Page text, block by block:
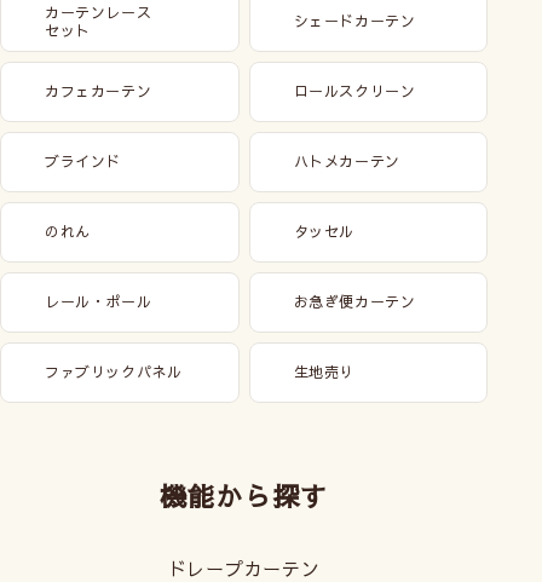
カーテンレース
セット
シェードカーテン
カフェカーテン ロールスクリーン
ブラインド ハトメカーテン
のれん タッセル
レール・ポール お急ぎ便カーテン
ファブリックパネル 生地売り
機能から探す
ドレープカーテン